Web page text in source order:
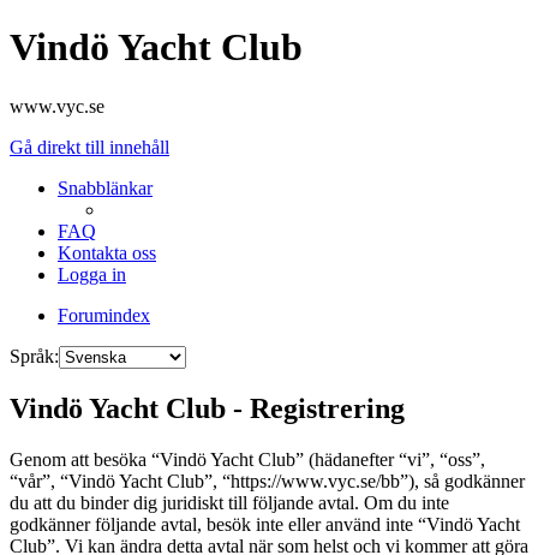
Vindö Yacht Club
www.vyc.se
Gå direkt till innehåll
Snabblänkar
FAQ
Kontakta oss
Logga in
Forumindex
Språk:
Vindö Yacht Club - Registrering
Genom att besöka “Vindö Yacht Club” (hädanefter “vi”, “oss”,
“vår”, “Vindö Yacht Club”, “https://www.vyc.se/bb”), så godkänner
du att du binder dig juridiskt till följande avtal. Om du inte
godkänner följande avtal, besök inte eller använd inte “Vindö Yacht
Club”. Vi kan ändra detta avtal när som helst och vi kommer att göra